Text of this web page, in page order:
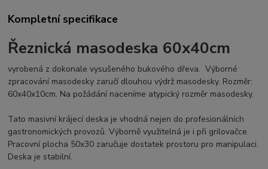
Kompletní specifikace
Řeznická masodeska 60x40cm
vyrobená z dokonale vysušeného bukového dřeva. Výborné
zpracování masodesky zaručí dlouhou výdrž masodesky. Rozměr:
60x40x10cm. Na požádání naceníme atypický rozměr masodesky.
Tato masivní krájecí deska je vhodná nejen do profesionálních
gastronomických provozů. Výborně využitelná je i při grilovačce.
Pracovní plocha 50x30 zaručuje dostatek prostoru pro manipulaci.
Deska je stabilní.